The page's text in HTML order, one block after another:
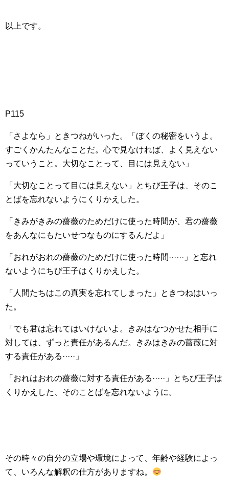
以上です。
P115
「さよなら」ときつねがいった。「ぼくの秘密をいうよ。
すごくかんたんなことだ。心で見なければ、よく見えない
っていうこと。大切なことって、目には見えない」
「大切なことって目には見えない」とちび王子は、そのこ
とばを忘れないようにくりかえした。
「きみがきみの薔薇のためだけに使った時間が、君の薔薇
をあんなにもたいせつなものにするんだよ」
「おれがおれの薔薇のためだけに使った時間······」と忘れ
ないようにちび王子はくりかえした。
「人間たちはこの真実を忘れてしまった」ときつねはいっ
た。
「でも君は忘れてはいけないよ。きみはなつかせた相手に
対しては、ずっと責任があるんだ。きみはきみの薔薇に対
する責任がある·····」
「おれはおれの薔薇に対する責任がある·····」とちび王子は
くりかえした、そのことばを忘れないように。
その時々の自分の立場や環境によって、年齢や経験によっ
て、いろんな解釈の仕方がありますね。